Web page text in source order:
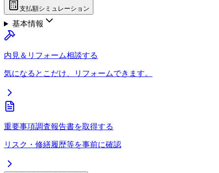
支払額シミュレーション
基本情報
内見＆リフォーム相談する
気になるとこだけ、リフォームできます。
重要事項調査報告書を取得する
リスク・修繕履歴等を事前に確認